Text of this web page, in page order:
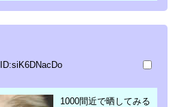
ID:siK6DNacDo
1000間近で晒してみる